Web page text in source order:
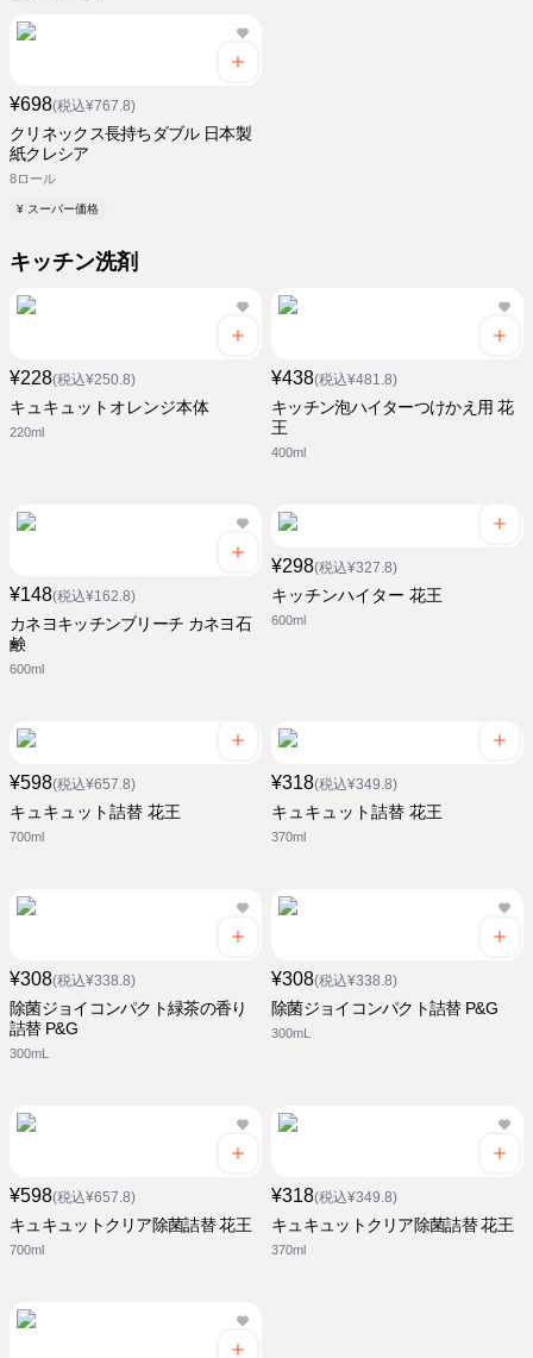
¥698(税込¥767.8)
クリネックス長持ちダブル 日本製
紙クレシア
8ロール
¥ スーパー価格
キッチン洗剤
¥228(税込¥250.8)
キュキュットオレンジ本体
220ml
¥438(税込¥481.8)
キッチン泡ハイターつけかえ用 花
王
400ml
¥148(税込¥162.8)
カネヨキッチンブリーチ カネヨ石
鹸
600ml
¥298(税込¥327.8)
キッチンハイター 花王
600ml
¥598(税込¥657.8)
キュキュット詰替 花王
700ml
¥318(税込¥349.8)
キュキュット詰替 花王
370ml
¥308(税込¥338.8)
除菌ジョイコンパクト緑茶の香り
詰替 P&G
300mL
¥308(税込¥338.8)
除菌ジョイコンパクト詰替 P&G
300mL
¥598(税込¥657.8)
キュキュットクリア除菌詰替 花王
700ml
¥318(税込¥349.8)
キュキュットクリア除菌詰替 花王
370ml